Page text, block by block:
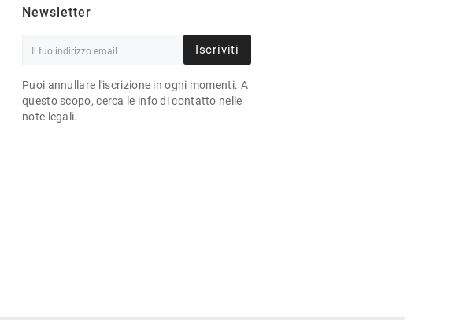
Newsletter
Iscriviti
Puoi annullare l'iscrizione in ogni momenti. A
questo scopo, cerca le info di contatto nelle
note legali.